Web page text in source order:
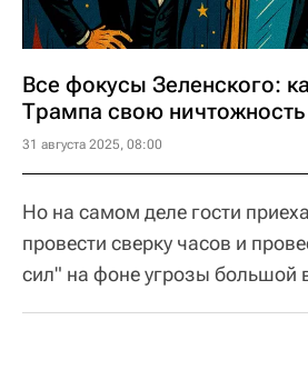
Все фокусы Зеленского:
Трампа свою ничтожность
31 августа 2025, 08:00
Но на самом деле гости
провести сверку часов и
сил" на фоне угрозы большой